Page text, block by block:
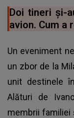
Doi tineri și-
avion. Cum a
Un eveniment
un zbor de la
unit destinele
Alături de
membrii familiei